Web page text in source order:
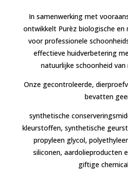
In samenwerking met
ontwikkelt Purèz biologische en
voor professionele
effectieve huidverbetering
natuurlijke schoonheid van
Onze gecontroleerde,
bevatten
synthetische
kleurstoffen, synthetische
propyleen glycol,
siliconen, aardolieproducten
giftige